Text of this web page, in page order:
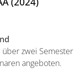
zwei Semester
angeboten.